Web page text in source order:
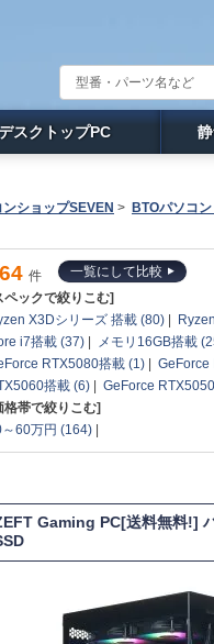
スクトップPC
ショップSEVEN > BTOパソコ
件
一覧にして比較
ペックで絞りこむ]
X3Dシリーズ 搭載 (80) |
i7搭載 (37) |
メモリ16GB搭載
RTX5080搭載 (1) | GeForce
搭載 (6) | GeForce
格帯で絞りこむ]
60万円 (164) |
Gaming PC[送料無料!]